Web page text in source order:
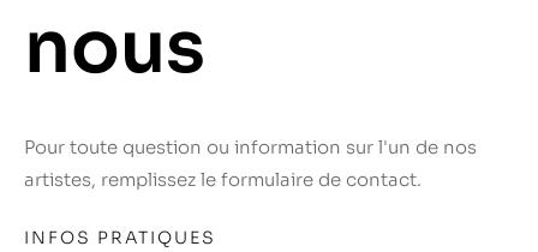
nous
Pour toute question ou information sur l'un de nos
artistes, remplissez le formulaire de contact.
INFOS PRATIQUES